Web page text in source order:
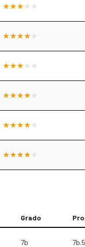
Grado
7b 7b.5